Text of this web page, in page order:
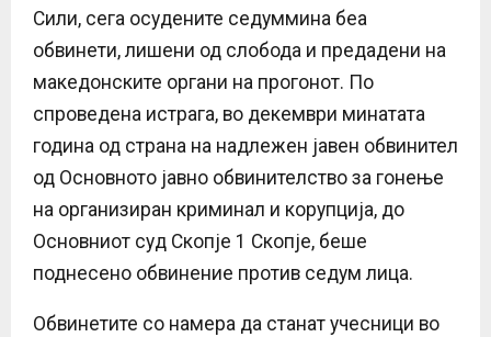
Сили, сега осудените седуммина беа
обвинети, лишени од слобода и предадени на
македонските органи на прогонот. По
спроведена истрага, во декември минатата
година од страна на надлежен јавен обвинител
од Основното јавно обвинителство за гонење
на организиран криминал и корупција, до
Основниот суд Скопје 1 Скопје, беше
поднесено обвинение против седум лица.
Обвинетите со намера да станат учесници во